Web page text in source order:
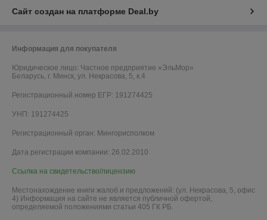
Сайт создан на платформе Deal.by
Информация для покупателя
Юридическое лицо: Частное предприятие «ЭльМор»
Беларусь, г. Минск, ул. Некрасова, 5, к.4
Регистрационный номер ЕГР: 191274425
УНП: 191274425
Регистрационный орган: Мингорисполком
Дата регистрации компании: 26.02.2010
Ссылка на свидетельство/лицензию
Местонахождение книги жалоб и предложений: (ул. Некрасова, 5, офис
4) Информация на сайте не является публичной офертой,
определяемой положениями статьи 405 ГК РБ.